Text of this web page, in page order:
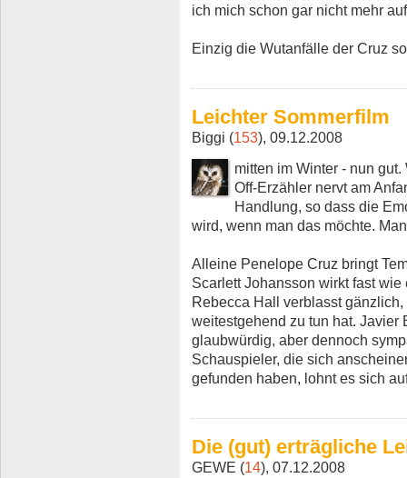
ich mich schon gar nicht mehr
Einzig die Wutanfälle der Cruz
Leichter Sommerfilm
Biggi (153), 09.12.2008
mitten im Winter - nun
Off-Erzähler nervt am
Handlung, so dass die
wird, wenn man das möchte.
Alleine Penelope Cruz bringt
Scarlett Johansson wirkt fast
Rebecca Hall verblasst
weitestgehend zu tun hat.
glaubwürdig, aber dennoch
Schauspieler, die sich
gefunden haben, lohnt es sich
Die (gut) erträgliche
GEWE (14), 07.12.2008